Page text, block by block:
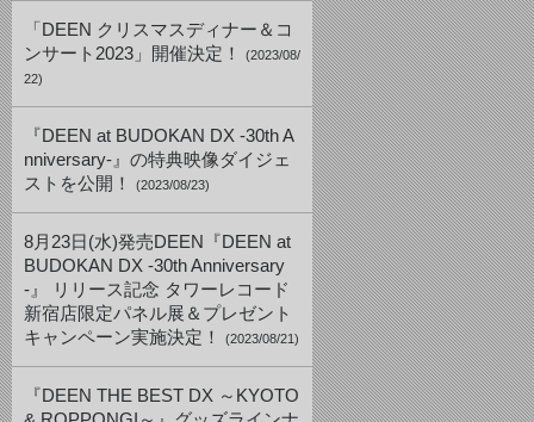
「DEEN クリスマスディナー＆コ
ンサート2023」開催決定！
(2023/08/
22)
『DEEN at BUDOKAN DX -30th A
nniversary-』の特典映像ダイジェ
ストを公開！
(2023/08/23)
8月23日(水)発売DEEN『DEEN at
BUDOKAN DX -30th Anniversary
-』 リリース記念 タワーレコード
新宿店限定パネル展＆プレゼント
キャンペーン実施決定！
(2023/08/21)
『DEEN THE BEST DX ～KYOTO